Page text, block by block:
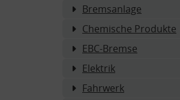
Bremsanlage
Chemische Produkte
EBC-Bremse
Elektrik
Fahrwerk